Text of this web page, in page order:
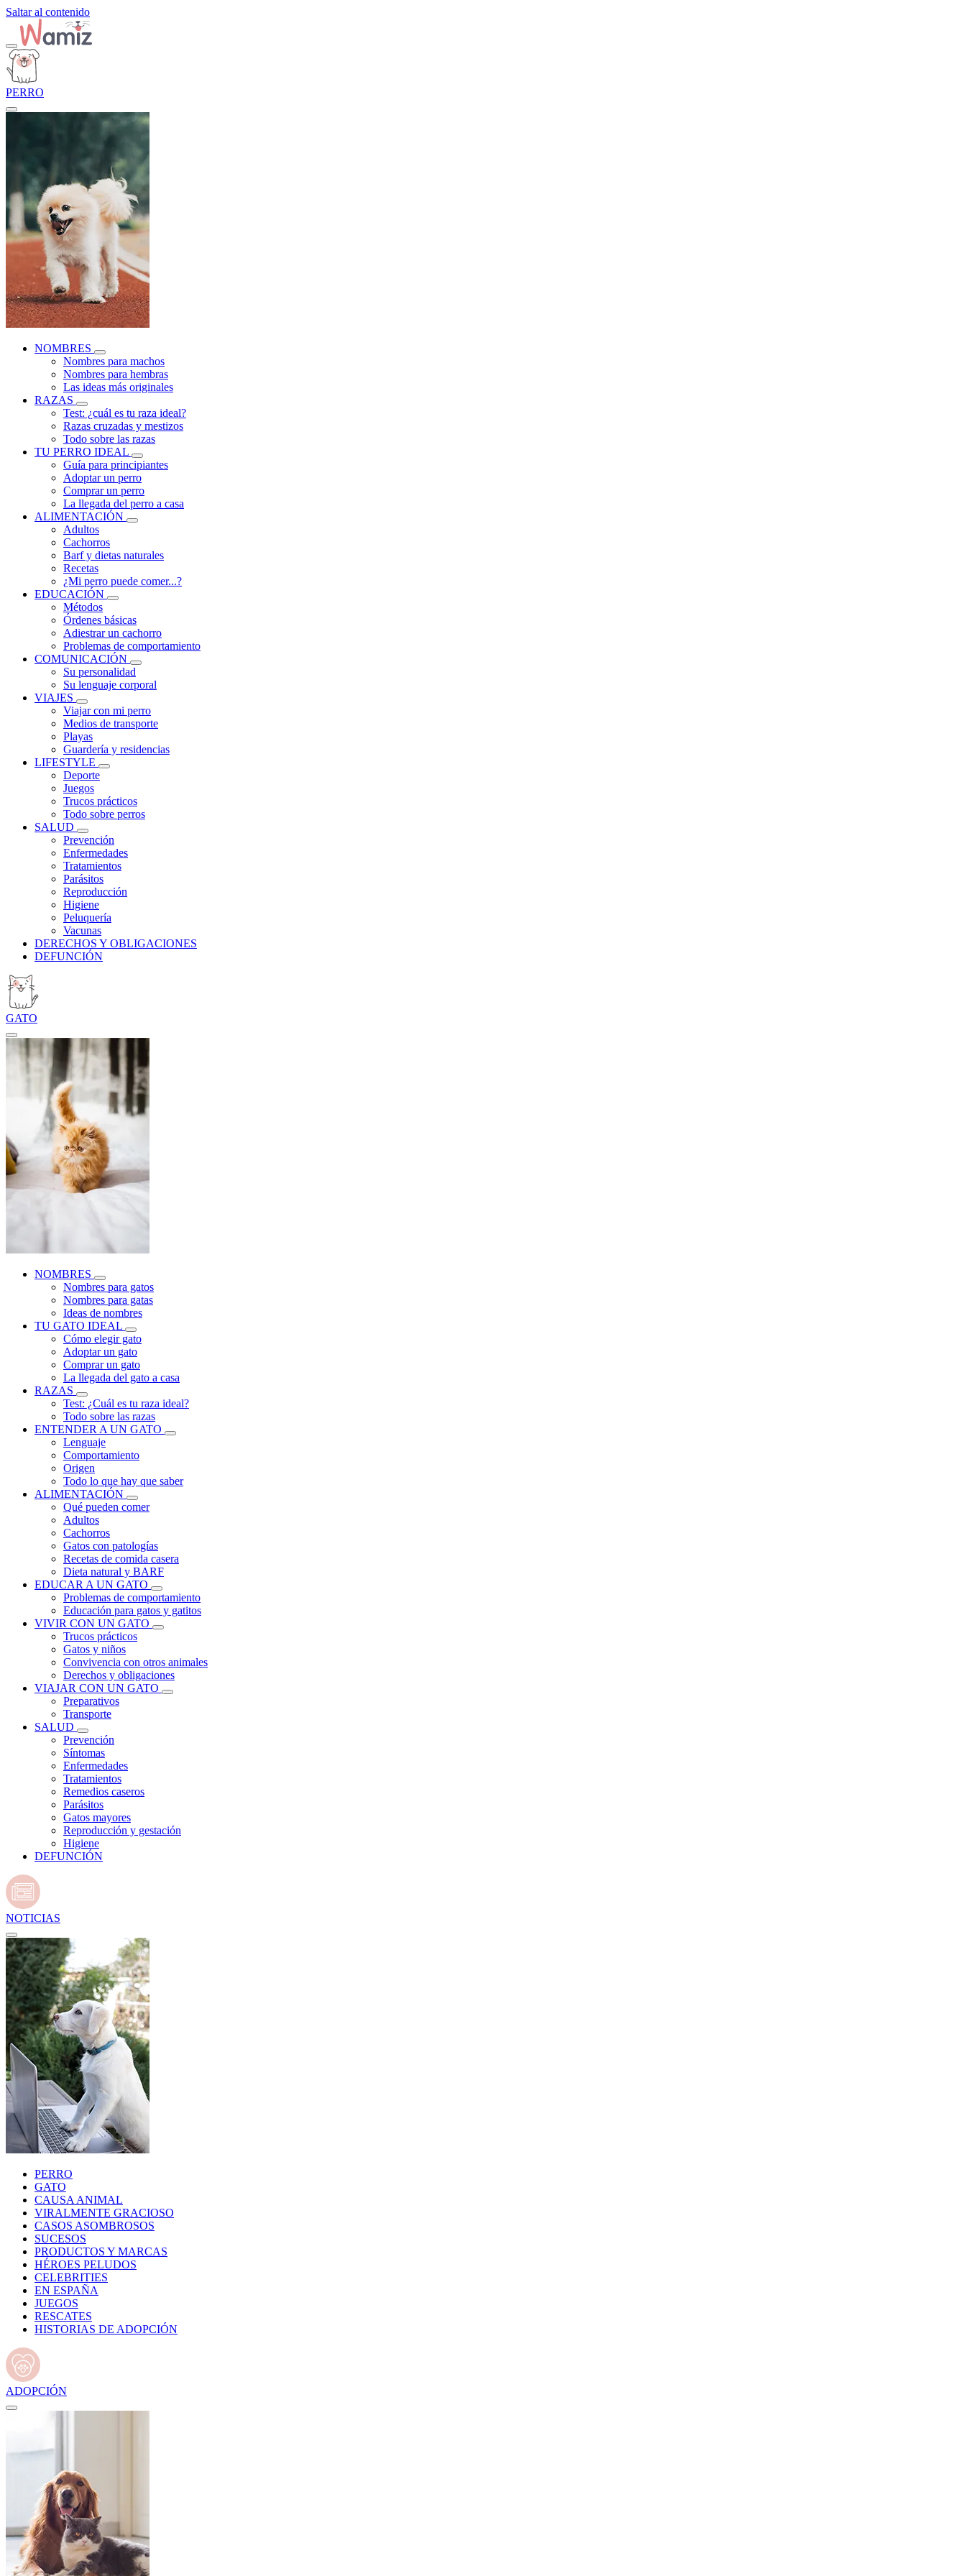
Saltar al contenido
PERRO
NOMBRES
Nombres para machos
Nombres para hembras
Las ideas más originales
RAZAS
Test: ¿cuál es tu raza ideal?
Razas cruzadas y mestizos
Todo sobre las razas
TU PERRO IDEAL
Guía para principiantes
Adoptar un perro
Comprar un perro
La llegada del perro a casa
ALIMENTACIÓN
Adultos
Cachorros
Barf y dietas naturales
Recetas
¿Mi perro puede comer...?
EDUCACIÓN
Métodos
Órdenes básicas
Adiestrar un cachorro
Problemas de comportamiento
COMUNICACIÓN
Su personalidad
Su lenguaje corporal
VIAJES
Viajar con mi perro
Medios de transporte
Playas
Guardería y residencias
LIFESTYLE
Deporte
Juegos
Trucos prácticos
Todo sobre perros
SALUD
Prevención
Enfermedades
Tratamientos
Parásitos
Reproducción
Higiene
Peluquería
Vacunas
DERECHOS Y OBLIGACIONES
DEFUNCIÓN
GATO
NOMBRES
Nombres para gatos
Nombres para gatas
Ideas de nombres
TU GATO IDEAL
Cómo elegir gato
Adoptar un gato
Comprar un gato
La llegada del gato a casa
RAZAS
Test: ¿Cuál es tu raza ideal?
Todo sobre las razas
ENTENDER A UN GATO
Lenguaje
Comportamiento
Origen
Todo lo que hay que saber
ALIMENTACIÓN
Qué pueden comer
Adultos
Cachorros
Gatos con patologías
Recetas de comida casera
Dieta natural y BARF
EDUCAR A UN GATO
Problemas de comportamiento
Educación para gatos y gatitos
VIVIR CON UN GATO
Trucos prácticos
Gatos y niños
Convivencia con otros animales
Derechos y obligaciones
VIAJAR CON UN GATO
Preparativos
Transporte
SALUD
Prevención
Síntomas
Enfermedades
Tratamientos
Remedios caseros
Parásitos
Gatos mayores
Reproducción y gestación
Higiene
DEFUNCIÓN
NOTICIAS
PERRO
GATO
CAUSA ANIMAL
VIRALMENTE GRACIOSO
CASOS ASOMBROSOS
SUCESOS
PRODUCTOS Y MARCAS
HÉROES PELUDOS
CELEBRITIES
EN ESPAÑA
JUEGOS
RESCATES
HISTORIAS DE ADOPCIÓN
ADOPCIÓN